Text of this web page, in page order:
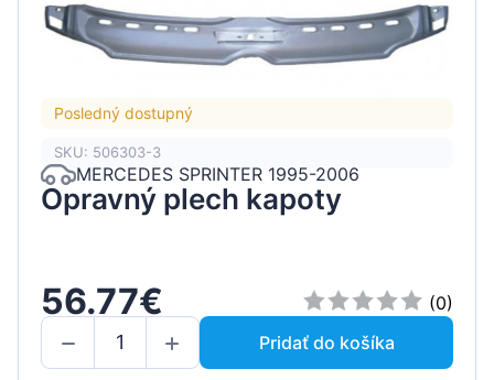
Posledný dostupný
SKU: 506303-3
MERCEDES SPRINTER 1995-2006
Opravný plech kapoty
56.77€
(0)
Pridať do košíka